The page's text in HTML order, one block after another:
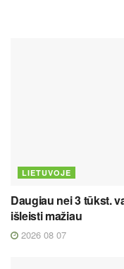
LIETUVOJE
Daugiau nei 3 tūkst.
išleisti mažiau
2026 08 07